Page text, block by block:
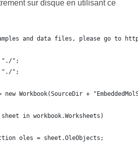
sur disque en utilisant ce
and data files, please go to
"./";
"./";
new Workbook(SourceDir +
in workbook.Worksheets)
oles = sheet.OleObjects;